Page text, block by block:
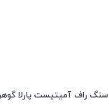
سنگ راف آمیتیست پارلا گوهر